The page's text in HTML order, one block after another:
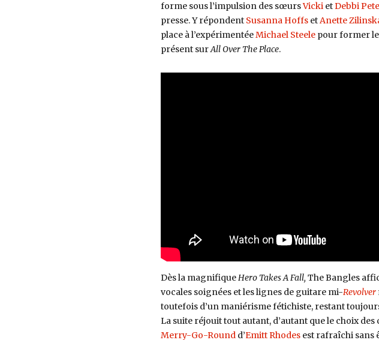
forme sous l’impulsion des sœursVickietDebbi
presse. Y répondent Susanna HoffsetAnette
place à l’expérimentéeMichael Steelepour former le
présent surAll Over The Place.
Dès la magnifiqueHero Takes A Fall, The Bangles
vocales soignées et les lignes de guitare mi-Revolver
toutefois d’un maniérisme fétichiste, restant
La suite réjouit tout autant, d’autant que le choix des
Merry-Go-Roundd’Emitt Rhodesest rafraîchi sans